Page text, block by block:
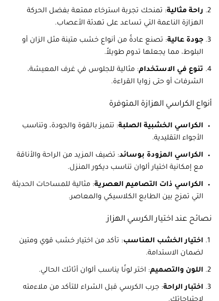
راحة مثالية: تمنحك تجربة استرخاء ممتعة بفضل الحركة
الهزازة الناعمة التي تساعد على تهدئة الأعصاب.
جودة عالية: تصنع عادةً من أنواع خشب متينة مثل الزان أو
البلوط، مما يجعلها تدوم طويلاً.
تنوع في الاستخدام: مثالية للجلوس في غرف المعيشة،
الشرفات أو حتى زوايا القراءة.
أنواع الكراسي الهزازة المتوفرة
الكراسي الخشبية الصلبة: تتميز بالقوة والجودة، وتناسب
الأجواء التقليدية.
الكراسي المزودة بوسائد: تضيف المزيد من الراحة والأناقة
مع إمكانية اختيار ألوان تناسب ديكور المنزل.
الكراسي ذات التصاميم العصرية: مثالية للمساحات الحديثة
التي تمزج بين الطابع الكلاسيكي والمعاصر.
نصائح عند اختيار الكرسي الهزاز
اختيار الخشب المناسب: تأكد من اختيار خشب قوي ومتين
لضمان الاستدامة.
اللون والتصميم: اختر لونًا يناسب ألوان أثاثك الحالي.
اختبار الراحة: جرب الكرسي قبل الشراء للتأكد من ملاءمته